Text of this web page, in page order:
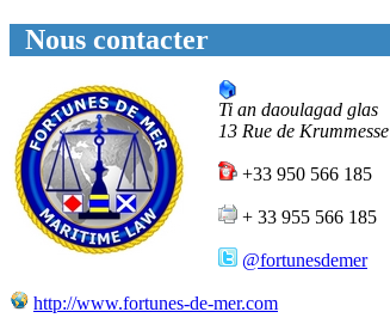
Nous contacter
Ti an daoulagad glas
13 Rue de Krummesse
+33 950 566 185
+ 33 955 566 185
@fortunesdemer
http://www.fortunes-de-mer.com